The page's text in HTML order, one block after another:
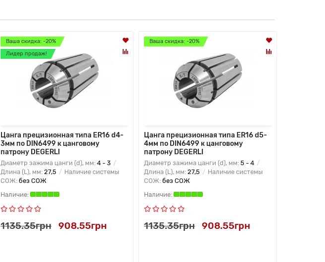
Ваша скидка: -20%
Лидер продаж!
Цанга прецизионная типа ER16 d4-
3мм по DIN6499 к цанговому
патрону DEGERLI
Диаметр зажима цанги (d), мм: 4 - 3
Длина (L), мм: 27,5
Наличие системы
СОЖ: без СОЖ
1135.35грн 908.55грн
Ваша скидка: -20%
Цанга прецизионная типа ER16 d5-
4мм по DIN6499 к цанговому
патрону DEGERLI
Диаметр зажима цанги (d), мм: 5 - 4
Длина (L), мм: 27,5
Наличие системы
СОЖ: без СОЖ
1135.35грн 908.55грн